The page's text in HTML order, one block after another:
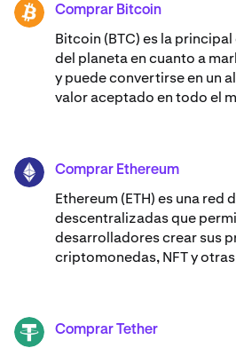
BTC Comprar Bitcoin
Bitcoin (BTC) es la
del planeta en cuanto a
y puede convertirse en un
valor aceptado en todo el
ETH Comprar Ethereum
Ethereum (ETH) es una red
descentralizadas que
desarrolladores crear sus
criptomonedas, NFT y
USDT Comprar Tether